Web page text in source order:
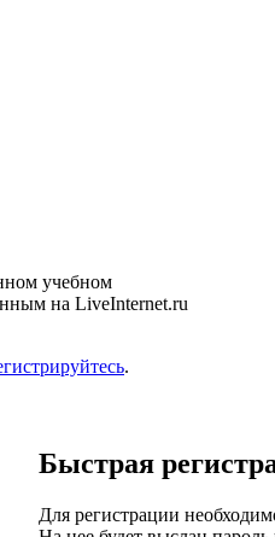
учебном
на LiveInternet.ru
.
Быстрая
Для регистрации